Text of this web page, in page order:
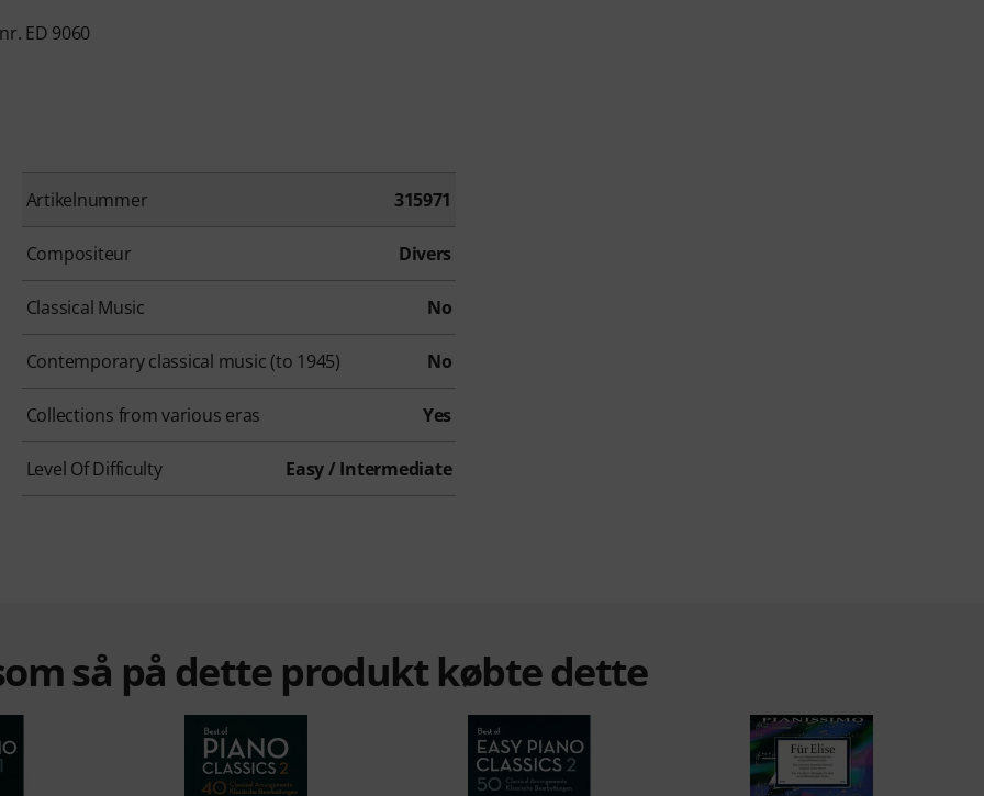
ED 9060
Artikelnummer 315971
Compositeur Divers
Classical Music No
Contemporary classical music (to 1945) No
Collections from various eras Yes
Level Of Difficulty Easy / Intermediate
så på dette produkt købte dette